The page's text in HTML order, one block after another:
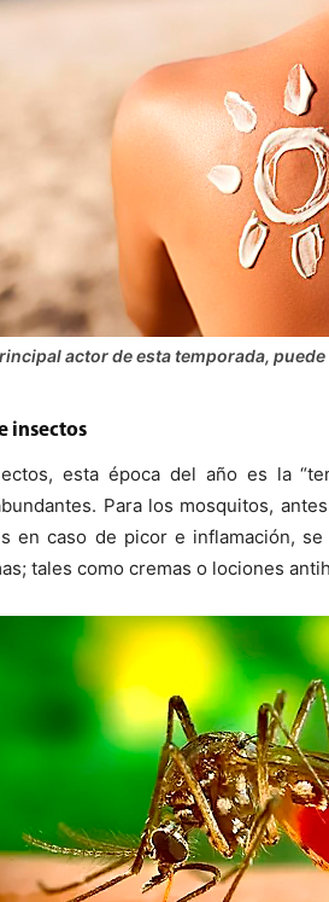
actor de esta temporada,
insectos
esta época del año es la
Para los mosquitos,
en caso de picor e inflamación,
tales como cremas o lociones